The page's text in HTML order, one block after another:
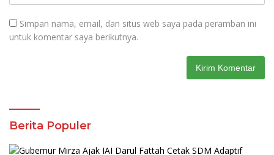
Simpan nama, email, dan situs web saya pada peramban ini
untuk komentar saya berikutnya.
Berita Populer